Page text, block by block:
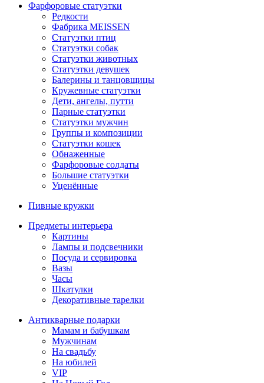
Фарфоровые статуэтки
Редкости
Фабрика MEISSEN
Cтатуэтки птиц
Cтатуэтки собак
Статуэтки животных
Статуэтки девушек
Балерины и танцовщицы
Кружевные статуэтки
Дети, ангелы, путти
Парные статуэтки
Статуэтки мужчин
Группы и композиции
Статуэтки кошек
Обнаженные
Фарфоровые солдаты
Большие статуэтки
Уценённые
Пивные кружки
Предметы интерьера
Картины
Лампы и подсвечники
Посуда и сервировка
Вазы
Часы
Шкатулки
Декоративные тарелки
Антикварные подарки
Мамам и бабушкам
Мужчинам
На свадьбу
На юбилей
VIP